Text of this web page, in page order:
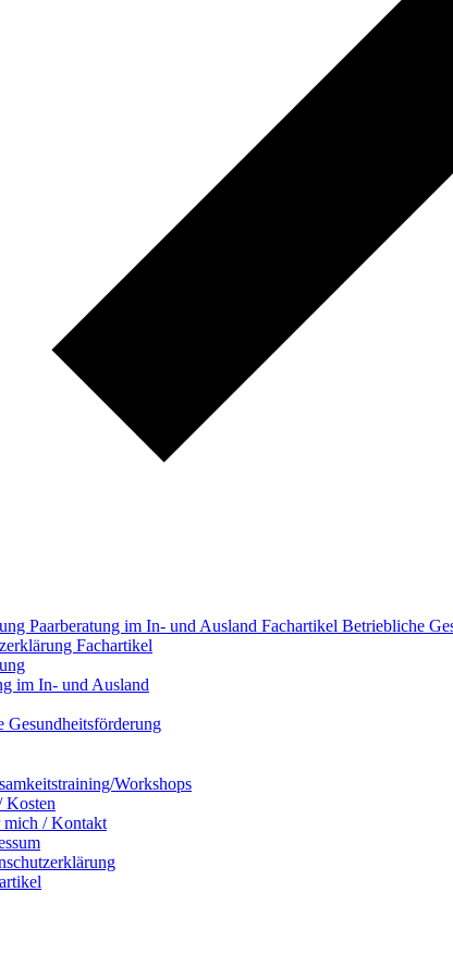
Paarberatung im In- und Ausland Fachartikel Betriebliche
Fachartikel
im In- und Ausland
Gesundheitsförderung
Workshops
Kosten
mich / Kontakt